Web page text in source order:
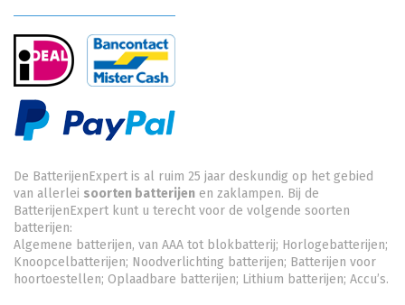
De BatterijenExpert is al ruim 25 jaar deskundig op het gebied
van allerlei soorten batterijen en zaklampen. Bij de
BatterijenExpert kunt u terecht voor de volgende soorten
batterijen:
Algemene batterijen, van AAA tot blokbatterij; Horlogebatterijen;
Knoopcelbatterijen; Noodverlichting batterijen; Batterijen voor
hoortoestellen; Oplaadbare batterijen; Lithium batterijen; Accu’s.